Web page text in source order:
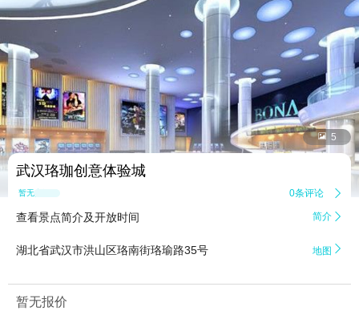
 5
武汉珞珈创意体验城
暂无点评 0条评论 
查看景点简介及开放时间 简介 
湖北省武汉市洪山区珞南街珞瑜路35号 地图 
暂无报价
